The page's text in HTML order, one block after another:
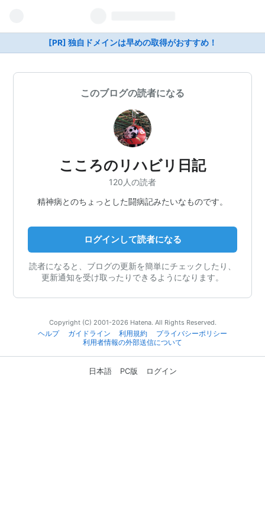
[PR] 独自ドメインは早めの取得がおすすめ！
このブログの読者になる
こころのリハビリ日記
120人の読者
精神病とのちょっとした闘病記みたいなものです。
ログインして読者になる
読者になると、ブログの更新を簡単にチェックしたり、
更新通知を受け取ったりできるようになります。
Copyright (C) 2001-2026 Hatena. All Rights Reserved.
ヘルプ
ガイドライン 利用規約
プライバシーポリシー
利用者情報の外部送信について
日本語 PC版 ログイン